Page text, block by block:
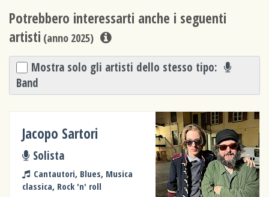
Potrebbero interessarti anche i seguenti
artisti (anno 2025)
Mostra solo gli artisti dello stesso tipo:
Band
Jacopo Sartori
Solista
Cantautori, Blues, Musica
classica, Rock 'n' roll